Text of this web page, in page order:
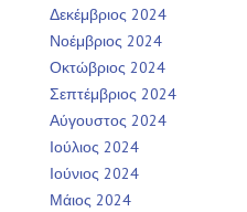
Δεκέμβριος 2024
Νοέμβριος 2024
Οκτώβριος 2024
Σεπτέμβριος 2024
Αύγουστος 2024
Ιούλιος 2024
Ιούνιος 2024
Μάιος 2024